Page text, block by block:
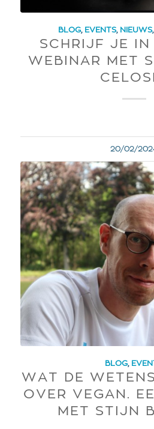
BLOG, EVENTS, NIEUWS
SCHRIJF JE IN
WEBINAR MET
20/02/
BLOG,
WAT DE
OVER VEGAN.
MET STIJN